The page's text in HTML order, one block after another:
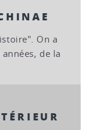
On a
de la